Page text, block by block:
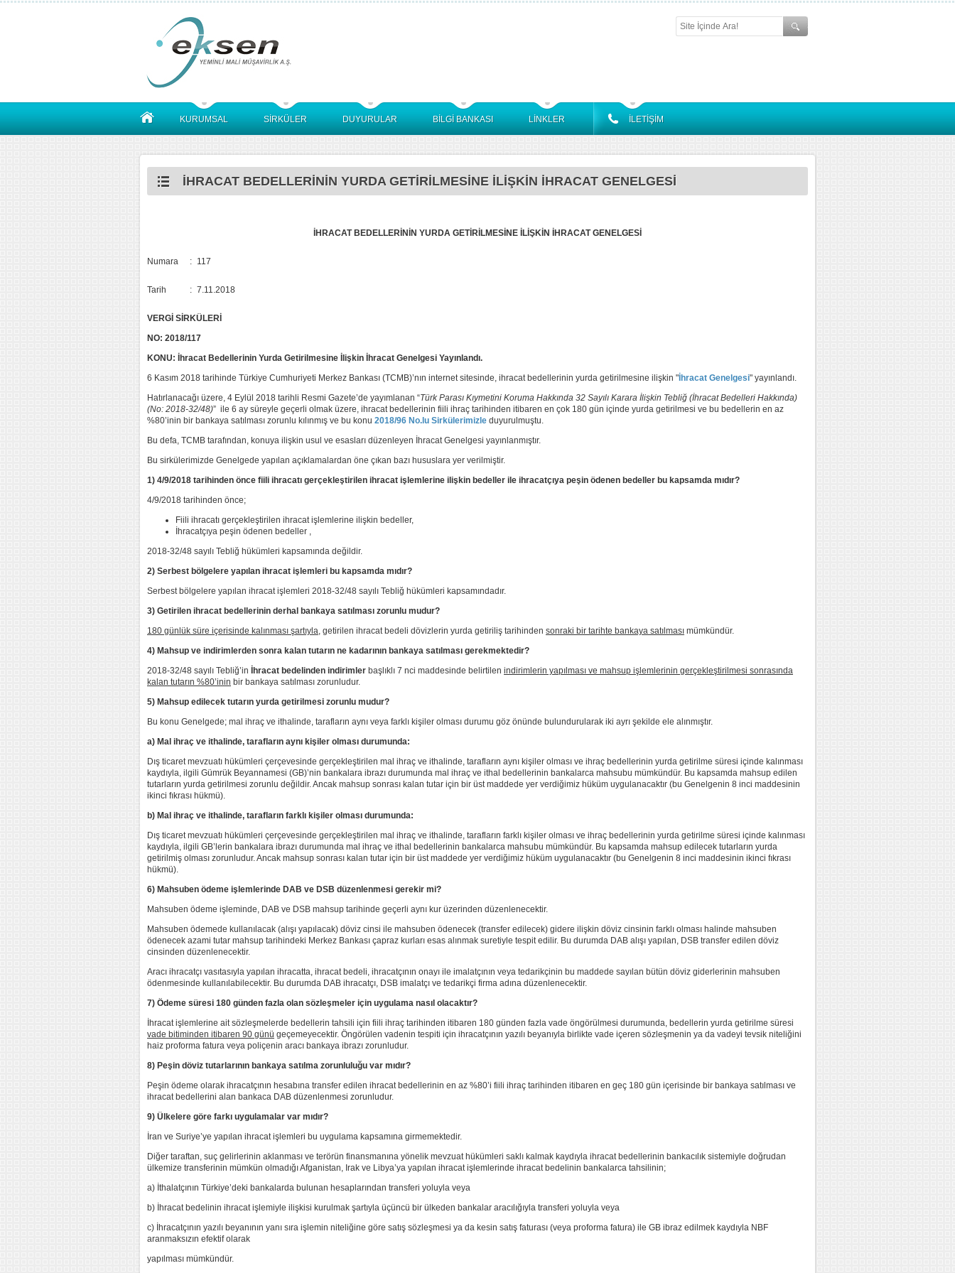
KURUMSAL SİRKÜLER DUYURULAR BİLGİ BANKASI LİNKLER İLETİŞİM
İHRACAT BEDELLERİNİN YURDA GETİRİLMESİNE İLİŞKİN İHRACAT GENELGESİ
İHRACAT BEDELLERİNİN YURDA GETİRİLMESİNE İLİŞKİN İHRACAT GENELGESİ
Numara : 117
Tarih : 7.11.2018
VERGİ SİRKÜLERİ
NO: 2018/117
KONU: İhracat Bedellerinin Yurda Getirilmesine İlişkin İhracat Genelgesi Yayınlandı.
6 Kasım 2018 tarihinde Türkiye Cumhuriyeti Merkez Bankası (TCMB)’nın internet sitesinde, ihracat bedellerinin yurda getirilmesine ilişkin " İhracat Genelgesi" yayınlandı.
Hatırlanacağı üzere, 4 Eylül 2018 tarihli Resmi Gazete’de yayımlanan “Türk Parası Kıymetini Koruma Hakkında 32 Sayılı Karara İlişkin Tebliğ (İhracat Bedelleri Hakkında)
(No: 2018-32/48)” ile 6 ay süreyle geçerli olmak üzere, ihracat bedellerinin fiili ihraç tarihinden itibaren en çok 180 gün içinde yurda getirilmesi ve bu bedellerin en az
%80’inin bir bankaya satılması zorunlu kılınmış ve bu konu 2018/96 No.lu Sirkülerimizle duyurulmuştu.
Bu defa, TCMB tarafından, konuya ilişkin usul ve esasları düzenleyen İhracat Genelgesi yayınlanmıştır.
Bu sirkülerimizde Genelgede yapılan açıklamalardan öne çıkan bazı hususlara yer verilmiştir.
1) 4/9/2018 tarihinden önce fiili ihracatı gerçekleştirilen ihracat işlemlerine ilişkin bedeller ile ihracatçıya peşin ödenen bedeller bu kapsamda mıdır?
4/9/2018 tarihinden önce;
Fiili ihracatı gerçekleştirilen ihracat işlemlerine ilişkin bedeller,
İhracatçıya peşin ödenen bedeller ,
2018-32/48 sayılı Tebliğ hükümleri kapsamında değildir.
2) Serbest bölgelere yapılan ihracat işlemleri bu kapsamda mıdır?
Serbest bölgelere yapılan ihracat işlemleri 2018-32/48 sayılı Tebliğ hükümleri kapsamındadır.
3) Getirilen ihracat bedellerinin derhal bankaya satılması zorunlu mudur?
180 günlük süre içerisinde kalınması şartıyla, getirilen ihracat bedeli dövizlerin yurda getiriliş tarihinden sonraki bir tarihte bankaya satılması mümkündür.
4) Mahsup ve indirimlerden sonra kalan tutarın ne kadarının bankaya satılması gerekmektedir?
2018-32/48 sayılı Tebliğ’in
İhracat bedelinden indirimler başlıklı 7 nci maddesinde belirtilen indirimlerin yapılması ve mahsup işlemlerinin gerçekleştirilmesi sonrasında
kalan tutarın %80’inin bir bankaya satılması zorunludur.
5) Mahsup edilecek tutarın yurda getirilmesi zorunlu mudur?
Bu konu Genelgede; mal ihraç ve ithalinde, tarafların aynı veya farklı kişiler olması durumu göz önünde bulundurularak iki ayrı şekilde ele alınmıştır.
a) Mal ihraç ve ithalinde, tarafların aynı kişiler olması durumunda:
Dış ticaret mevzuatı hükümleri çerçevesinde gerçekleştirilen mal ihraç ve ithalinde, tarafların aynı kişiler olması ve ihraç bedellerinin yurda getirilme süresi içinde kalınması
kaydıyla, ilgili Gümrük Beyannamesi (GB)’nin bankalara ibrazı durumunda mal ihraç ve ithal bedellerinin bankalarca mahsubu mümkündür. Bu kapsamda mahsup edilen
tutarların yurda getirilmesi zorunlu değildir. Ancak mahsup sonrası kalan tutar için bir üst maddede yer verdiğimiz hüküm uygulanacaktır (bu Genelgenin 8 inci maddesinin
ikinci fıkrası hükmü).
b) Mal ihraç ve ithalinde, tarafların farklı kişiler olması durumunda:
Dış ticaret mevzuatı hükümleri çerçevesinde gerçekleştirilen mal ihraç ve ithalinde, tarafların farklı kişiler olması ve ihraç bedellerinin yurda getirilme süresi içinde kalınması
kaydıyla, ilgili GB’lerin bankalara ibrazı durumunda mal ihraç ve ithal bedellerinin bankalarca mahsubu mümkündür. Bu kapsamda mahsup edilecek tutarların yurda
getirilmiş olması zorunludur. Ancak mahsup sonrası kalan tutar için bir üst maddede yer verdiğimiz hüküm uygulanacaktır (bu Genelgenin 8 inci maddesinin ikinci fıkrası
hükmü).
6) Mahsuben ödeme işlemlerinde DAB ve DSB düzenlenmesi gerekir mi?
Mahsuben ödeme işleminde, DAB ve DSB mahsup tarihinde geçerli aynı kur üzerinden düzenlenecektir.
Mahsuben ödemede kullanılacak (alışı yapılacak) döviz cinsi ile mahsuben ödenecek (transfer edilecek) gidere ilişkin döviz cinsinin farklı olması halinde mahsuben
ödenecek azami tutar mahsup tarihindeki Merkez Bankası çapraz kurları esas alınmak suretiyle tespit edilir. Bu durumda DAB alışı yapılan, DSB transfer edilen döviz
cinsinden düzenlenecektir.
Aracı ihracatçı vasıtasıyla yapılan ihracatta, ihracat bedeli, ihracatçının onayı ile imalatçının veya tedarikçinin bu maddede sayılan bütün döviz giderlerinin mahsuben
ödenmesinde kullanılabilecektir. Bu durumda DAB ihracatçı, DSB imalatçı ve tedarikçi firma adına düzenlenecektir.
7) Ödeme süresi 180 günden fazla olan sözleşmeler için uygulama nasıl olacaktır?
İhracat işlemlerine ait sözleşmelerde bedellerin tahsili için fiili ihraç tarihinden itibaren 180 günden fazla vade öngörülmesi durumunda, bedellerin yurda getirilme süresi
vade bitiminden itibaren 90 günü geçemeyecektir. Öngörülen vadenin tespiti için ihracatçının yazılı beyanıyla birlikte vade içeren sözleşmenin ya da vadeyi tevsik niteliğini
haiz proforma fatura veya poliçenin aracı bankaya ibrazı zorunludur.
8) Peşin döviz tutarlarının bankaya satılma zorunluluğu var mıdır?
Peşin ödeme olarak ihracatçının hesabına transfer edilen ihracat bedellerinin en az %80’i fiili ihraç tarihinden itibaren en geç 180 gün içerisinde bir bankaya satılması ve
ihracat bedellerini alan bankaca DAB düzenlenmesi zorunludur.
9) Ülkelere göre farkı uygulamalar var mıdır?
İran ve Suriye’ye yapılan ihracat işlemleri bu uygulama kapsamına girmemektedir.
Diğer taraftan, suç gelirlerinin aklanması ve terörün finansmanına yönelik mevzuat hükümleri saklı kalmak kaydıyla ihracat bedellerinin bankacılık sistemiyle doğrudan
ülkemize transferinin mümkün olmadığı Afganistan, Irak ve Libya’ya yapılan ihracat işlemlerinde ihracat bedelinin bankalarca tahsilinin;
a) İthalatçının Türkiye’deki bankalarda bulunan hesaplarından transferi yoluyla veya
b) İhracat bedelinin ihracat işlemiyle ilişkisi kurulmak şartıyla üçüncü bir ülkeden bankalar aracılığıyla transferi yoluyla veya
c) İhracatçının yazılı beyanının yanı sıra işlemin niteliğine göre satış sözleşmesi ya da kesin satış faturası (veya proforma fatura) ile GB ibraz edilmek kaydıyla NBF
aranmaksızın efektif olarak
yapılması mümkündür.